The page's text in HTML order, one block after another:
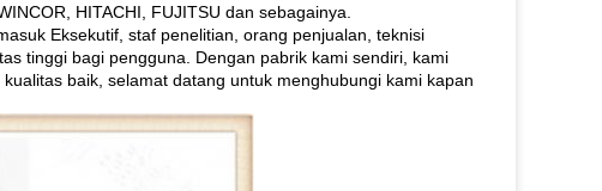
HITACHI, FUJITSU dan sebagainya.
Eksekutif, staf penelitian, orang penjualan, teknisi
tinggi bagi pengguna.
Dengan pabrik kami sendiri, kami
baik, selamat datang untuk menghubungi kami kapan